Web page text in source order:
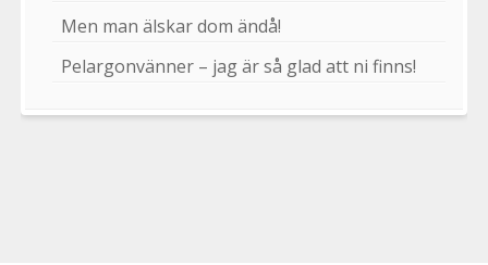
Men man älskar dom ändå!
Pelargonvänner – jag är så glad att ni finns!